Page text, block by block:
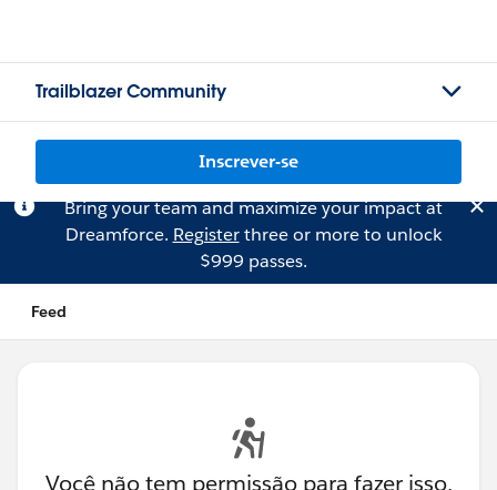
Trailblazer Community
Inscrever-se
Bring your team and maximize your impact at
Dreamforce. Registerthree or more to unlock
$999 passes.
Feed
Você não tem permissão para fazer isso.